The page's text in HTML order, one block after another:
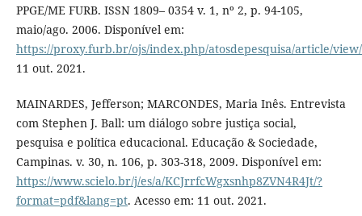
PPGE/ME FURB. ISSN 1809– 0354 v. 1, nº 2, p. 94-105,
maio/ago. 2006. Disponível em:
https://proxy.furb.br/ojs/index.php/atosdepesquisa/article/
11 out. 2021.
MAINARDES, Jefferson; MARCONDES, Maria Inês. Entrevista
com Stephen J. Ball: um diálogo sobre justiça social,
pesquisa e política educacional. Educação & Sociedade,
Campinas. v. 30, n. 106, p. 303-318, 2009. Disponível em:
https://www.scielo.br/j/es/a/KCJrrfcWgxsnhp8ZVN4R4Jt/?
format=pdf&lang=pt. Acesso em: 11 out. 2021.